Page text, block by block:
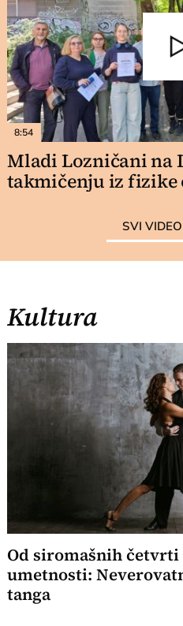
8:54
Mladi Lozničani na
takmičenju iz fizike
SVI
Kultura
Od siromašnih četvrti
umetnosti:
tanga